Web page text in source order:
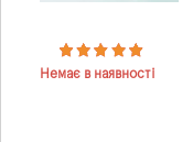
Немає в наявності